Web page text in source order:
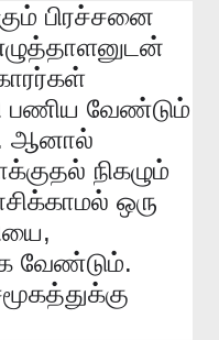
பிரச்சனை
பணிய வேண்டும்
ஆனால்
நிகழும்
ஒரு
,
வேண்டும்.